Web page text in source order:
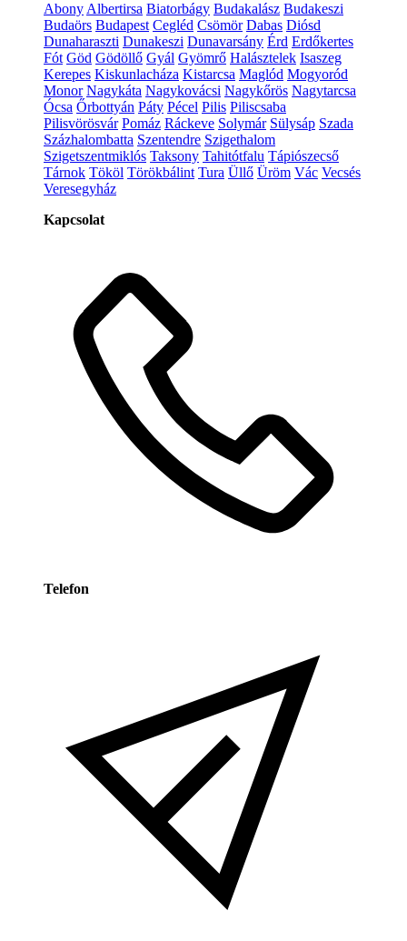
Abony Albertirsa Biatorbágy Budakalász Budakeszi
Budaörs Budapest Cegléd Csömör Dabas Diósd
Dunaharaszti Dunakeszi Dunavarsány Érd Erdőkertes
Fót Göd Gödöllő Gyál Gyömrő Halásztelek Isaszeg
Kerepes Kiskunlacháza Kistarcsa Maglód Mogyoród
Monor Nagykáta Nagykovácsi Nagykőrös Nagytarcsa
Ócsa Őrbottyán Páty Pécel Pilis Piliscsaba
Pilisvörösvár Pomáz Ráckeve Solymár Sülysáp Szada
Százhalombatta Szentendre Szigethalom
Szigetszentmiklós Taksony Tahitótfalu Tápiószecső
Tárnok Tököl Törökbálint Tura Üllő Üröm Vác Vecsés
Veresegyház
Kapcsolat
Telefon